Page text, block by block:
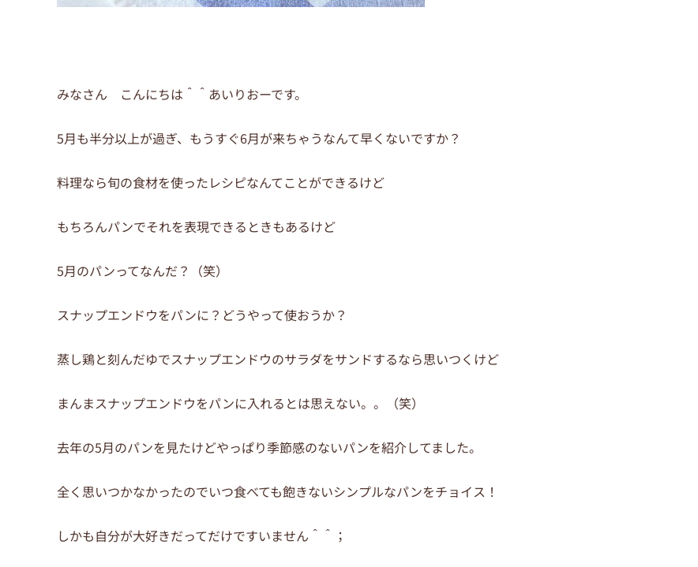
みなさん こんにちは＾＾あいりおーです。
5月も半分以上が過ぎ、もうすぐ6月が来ちゃうなんて早くないですか？
料理なら旬の食材を使ったレシピなんてことができるけど
もちろんパンでそれを表現できるときもあるけど
5月のパンってなんだ？（笑）
スナップエンドウをパンに？どうやって使おうか？
蒸し鶏と刻んだゆでスナップエンドウのサラダをサンドするなら思いつくけど
まんまスナップエンドウをパンに入れるとは思えない。。（笑）
去年の5月のパンを見たけどやっぱり季節感のないパンを紹介してました。
全く思いつかなかったのでいつ食べても飽きないシンプルなパンをチョイス！
しかも自分が大好きだってだけですいません＾＾；